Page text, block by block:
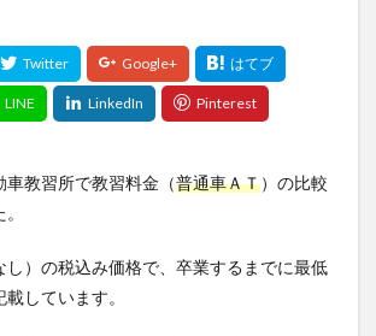
教習所で教習料金（普通車ＡＴ）の比較
し）の税込み価格で、卒業するまでに最低
しています。